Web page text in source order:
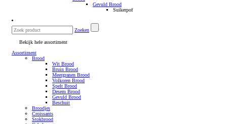
Gevuld Brood
Suikerpof
Zoeken
Bekijk hele assortiment
Assortiment
Brood
Wit Brood
Bruin Brood
Meergranen Brood
Volkoren Brood
Spelt Brood
Desem Brood
Gevuld Brood
Beschuit
Broodjes
Croissants
Stokbrood